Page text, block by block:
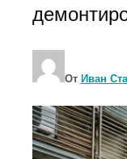
От Иван